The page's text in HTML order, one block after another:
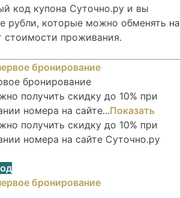
код купона Суточно.ру и вы
рубли, которые можно обменять на
стоимости проживания.
бронирование
получить скидку до 10% при
номера на сайте...Показать
получить скидку до 10% при
номера на сайте Суточно.ру